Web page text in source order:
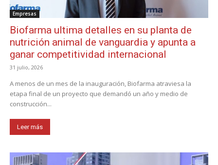
Empresas
Biofarma ultima detalles en su planta de
nutrición animal de vanguardia y apunta a
ganar competitividad internacional
31 julio, 2026
A menos de un mes de la inauguración, Biofarma atraviesa la
etapa final de un proyecto que demandó un año y medio de
construcción...
Leer más